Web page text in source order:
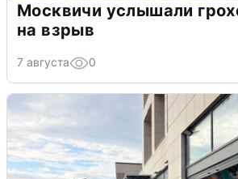
Москвичи услышали
на взрыв
7 августа 0